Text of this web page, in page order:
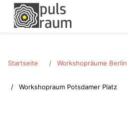
Startseite Workshopräume Berlin
Workshopraum Potsdamer Platz